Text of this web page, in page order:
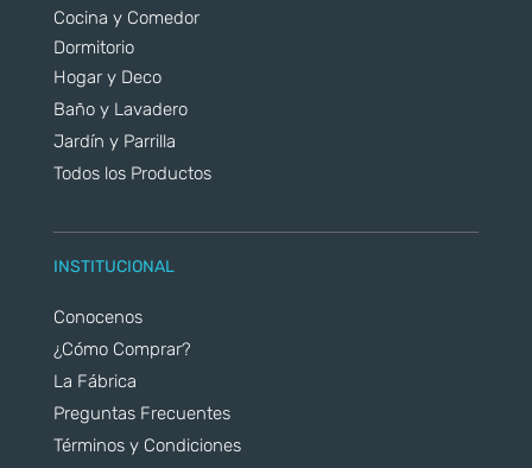
Cocina y Comedor
Dormitorio
Hogar y Deco
Baño y Lavadero
Jardín y Parrilla
Todos los Productos
INSTITUCIONAL
Conocenos
¿Cómo Comprar?
La Fábrica
Preguntas Frecuentes
Términos y Condiciones